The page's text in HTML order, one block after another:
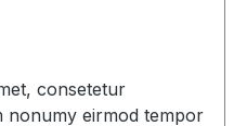
consetetur
nonumy eirmod tempor